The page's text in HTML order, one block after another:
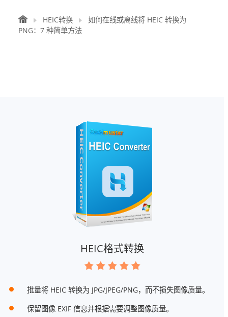
HEIC转换
如何在线或离线将 HEIC 转换为
PNG：7 种简单方法
HEIC格式转换
批量将 HEIC 转换为 JPG/JPEG/PNG，而不损失图像质量。
保留图像 EXIF 信息并根据需要调整图像质量。